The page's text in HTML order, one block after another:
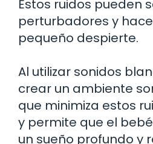
Estos ruidos pueden
perturbadores y
pequeño despierte.
Al utilizar sonidos
crear un ambiente
que minimiza estos
y permite que el
un sueño profundo y